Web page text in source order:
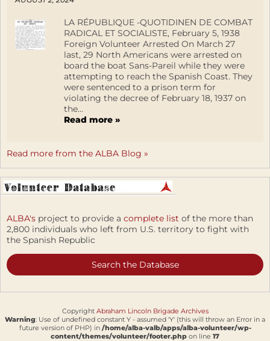
LA RÉPUBLIQUE -QUOTIDINEN DE COMBAT
RADICAL ET SOCIALISTE, February 5, 1938
Foreign Volunteer Arrested On March 27
last, 29 North Americans were arrested on
board the boat Sans-Pareil while they were
attempting to reach the Spanish Coast. They
were sentenced to a prison term for
violating the decree of February 18, 1937 on
the...
Read more »
Read more from the ALBA Blog »
ALBA's project to provide a complete list of the more than
2,800 individuals who left from U.S. territory to fight with
the Spanish Republic
Search the Database
Copyright Abraham Lincoln Brigade Archives
Warning: Use of undefined constant Y - assumed 'Y' (this will throw an Error in a
future version of PHP) in /home/alba-valb/apps/alba-volunteer/wp-
content/themes/volunteer/footer.php on line 17